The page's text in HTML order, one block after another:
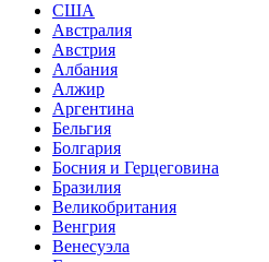
США
Австралия
Австрия
Албания
Алжир
Аргентина
Бельгия
Болгария
Босния и Герцеговина
Бразилия
Великобритания
Венгрия
Венесуэла